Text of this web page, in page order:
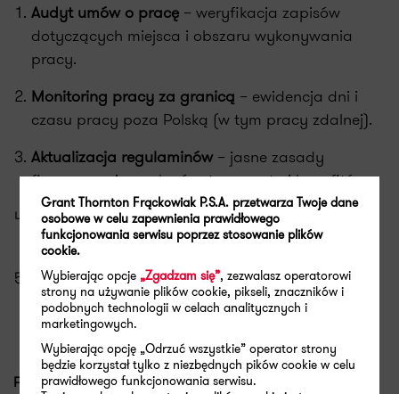
Audyt umów o pracę – weryfikacja zapisów
dotyczących miejsca i obszaru wykonywania
pracy.
Monitoring pracy za granicą – ewidencja dni i
czasu pracy poza Polską (w tym pracy zdalnej).
Aktualizacja regulaminów– jasne zasady
finansowania noclegów, transportu i benefitów.
Zarządzanie certyfikatami A1– szczególnie przy
niestandardowych modelach pracy zdalnej.
Polityka wyrównania podatkowego (hypotax)
przy długotrwałych oddelegowaniach
międzynarodowych.
Podsumowanie
Grant Thornton Frąckowiak P.S.A. przetwarza Twoje dane
osobowe w celu zapewnienia prawidłowego
funkcjonowania serwisu poprzez stosowanie plików
cookie.
Wybierając opcje„Zgadzam się”, zezwalasz operatorowi
strony na używanie plików cookie, pikseli, znaczników i
podobnych technologii w celach analitycznych i
marketingowych.
Wybierając opcję „Odrzuć wszystkie” operator strony
będzie korzystał tylko z niezbędnych pików cookie w celu
prawidłowego funkcjonowania serwisu.